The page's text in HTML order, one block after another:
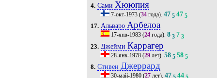
4. Сами Хююпия
7-окт-1973(34года). 47 5 47 5
17. Альваро Арбелоа
17-янв-1983(24года). 8 3 7 3
23. Джейми Каррагер
28-янв-1978(29лет). 58 5 58 5
8. Стивен Джеррард
30-май-1980(27лет). 47 44